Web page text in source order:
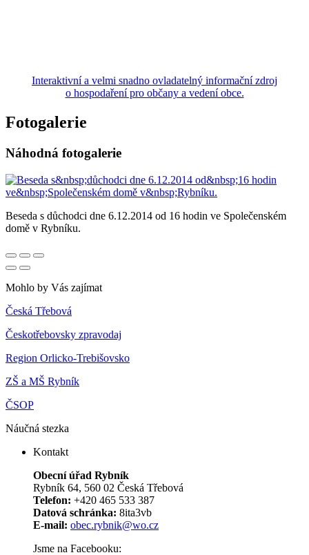
Interaktivní a velmi snadno ovladatelný informační zdroj
o hospodaření pro občany a vedení obce.
Fotogalerie
Náhodná fotogalerie
Beseda s důchodci dne 6.12.2014 od 16 hodin ve Společenském
domě v Rybníku.
Mohlo by Vás zajímat
Česká Třebová
Českotřebovsky zpravodaj
Region Orlicko-Trebišovsko
ZŠ a MŠ Rybník
ČSOP
Náučná stezka
Kontakt
Obecní úřad Rybník
Rybník 64, 560 02 Česká Třebová
Telefon: +420 465 533 387
Datová schránka: 8ita3vb
E-mail: obec.rybnik@wo.cz
Jsme na Facebooku: